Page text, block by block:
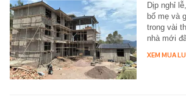
Dịp nghỉ
bố mẹ và
trong vài
nhà mới
XEM MUA